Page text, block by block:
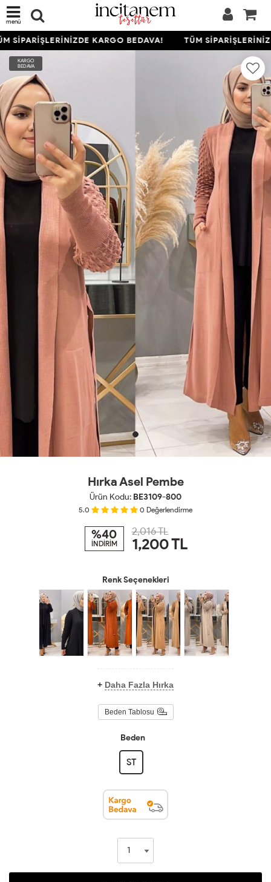
menü
SİPARİŞLERİNİZDE KARGO BEDAVA! TÜM
KARGO
BEDAVA
Hırka Asel Pembe
Ürün Kodu: BE3109-800
5.0 0 Değerlendirme
%40
İNDİRİM
2,016 TL
1,200TL
Renk Seçenekleri
+ Daha Fazla Hırka
Beden Tablosu
Beden
ST